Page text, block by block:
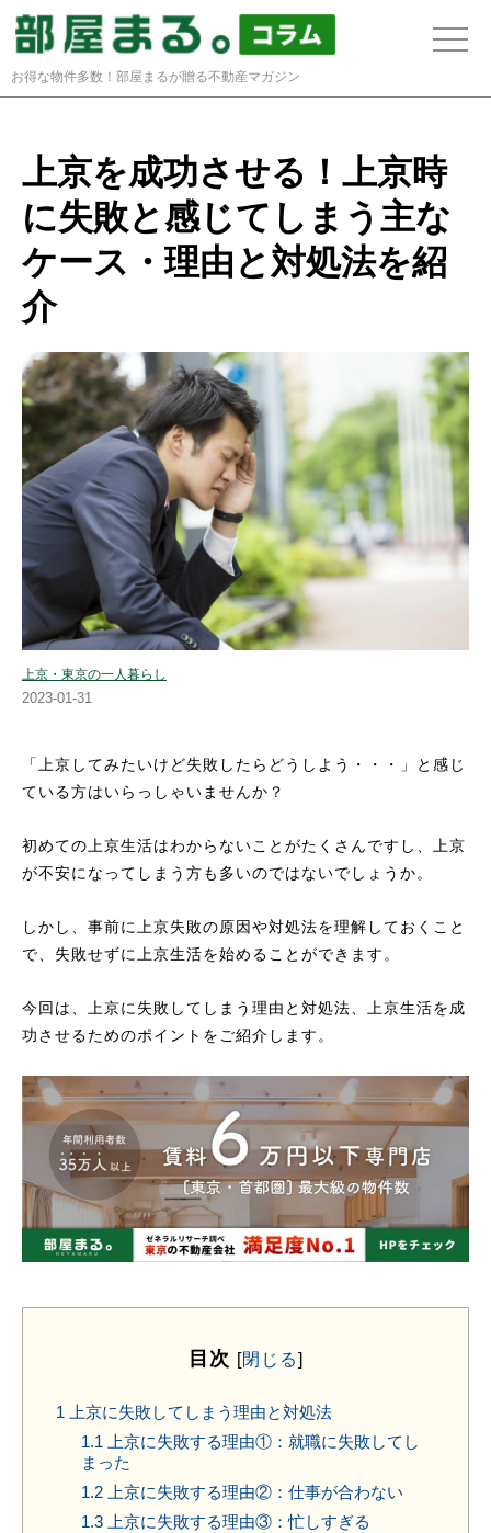
お得な物件多数！部屋まるが贈る不動産マガジン
上京を成功させる！上京時
に失敗と感じてしまう主な
ケース・理由と対処法を紹
介
上京・東京の一人暮らし
2023-01-31
「上京してみたいけど失敗したらどうしよう・・・」と感じ
ている方はいらっしゃいませんか？
初めての上京生活はわからないことがたくさんですし、上京
が不安になってしまう方も多いのではないでしょうか。
しかし、事前に上京失敗の原因や対処法を理解しておくこと
で、失敗せずに上京生活を始めることができます。
今回は、上京に失敗してしまう理由と対処法、上京生活を成
功させるためのポイントをご紹介します。
目次 [閉じる]
1 上京に失敗してしまう理由と対処法
1.1 上京に失敗する理由①：就職に失敗してし
まった
1.2上京に失敗する理由②：仕事が合わない
1.3上京に失敗する理由③：忙しすぎる